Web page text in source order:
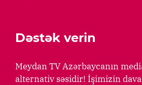
Dəstək verin
Meydan TV Azərbaycanın
alternativ səsidir! İşimizin